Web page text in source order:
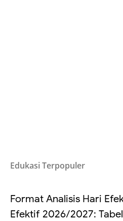
Edukasi Terpopuler
Format Analisis Hari
Efektif 2026/2027: